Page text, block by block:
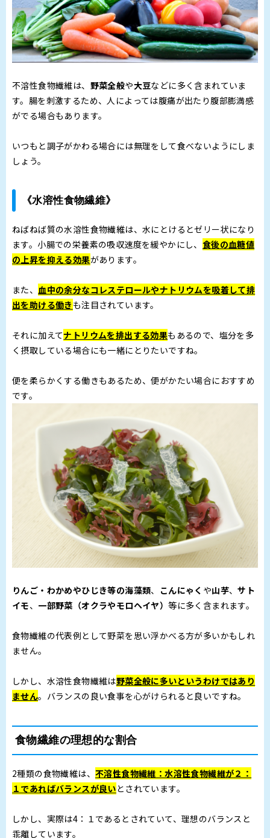
不溶性食物繊維は、 野菜全般や大豆などに多く含まれていま
す。腸を刺激するため、人によっては腹痛が出たり腹部膨満感
がでる場合もあります。
いつもと調子がかわる場合には無理をして食べないようにしま
しょう。
《水溶性食物繊維》
ねばねば質の水溶性食物繊維は、水にとけるとゼリー状になり
ます。小腸での栄養素の吸収速度を緩やかにし、 食後の血糖値
の上昇を抑える効果があります。
また、 血中の余分なコレステロールやナトリウムを吸着して排
出を助ける働き も注目されています。
それに加えてナトリウムを排出する効果もあるので、塩分を多
く摂取している場合にも一緒にとりたいですね。
便を柔らかくする働きもあるため、便がかたい場合におすすめ
です。
りんご・わかめやひじき等の海藻類、 こんにゃく や山芋、サト
イモ、 一部野菜（オクラやモロヘイヤ）等に多く含まれます。
食物繊維の代表例として野菜を思い浮かべる方が多いかもしれ
ません。
しかし、水溶性食物繊維は野菜全般に多いというわけではあり
ません。バランスの良い食事を心がけられると良いですね。
食物繊維の理想的な割合
2種類の食物繊維は、 不溶性食物繊維：水溶性食物繊維が２：
１であればバランスが良いとされています。
しかし、実際は4：１であるとされていて、理想のバランスと
乖離しています。